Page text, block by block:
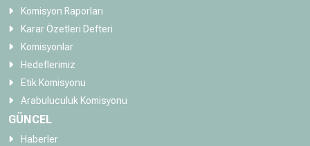
Komisyon Raporları
Karar Özetleri Defteri
Komisyonlar
Hedeflerimiz
Etik Komisyonu
Arabuluculuk Komisyonu
GÜNCEL
Haberler